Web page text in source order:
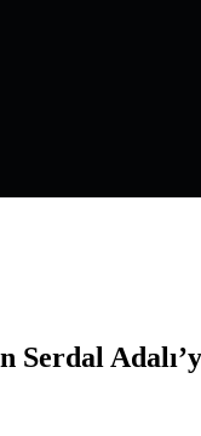
Serdal